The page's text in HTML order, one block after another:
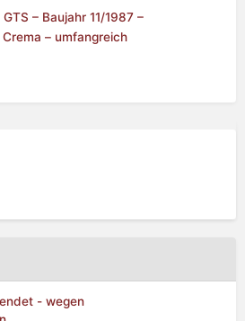
– Baujahr 11/1987 –
– umfangreich
- wegen